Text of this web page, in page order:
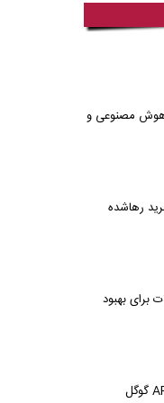
هوش مصنوعی و
رها‌شده
برای بهبود